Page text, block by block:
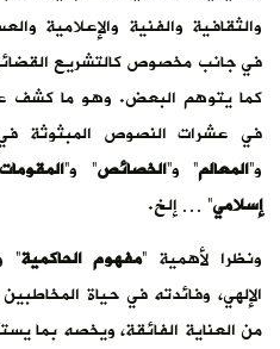
والثقافية والفنية والإعلامية
في جانب مخصوص كالتشريع
كما يتوهم البعض. وهو ما كشف
في عشرات النصوص المبثوثة
و”المعالم” و”الخصائص” و”المقومات
إسلامي” … إلخ.
ونظرا لأهمية “مفهوم الحاكمية”
الإلهي، وفائدته في حياة
من العناية الفائقة، ويخصه